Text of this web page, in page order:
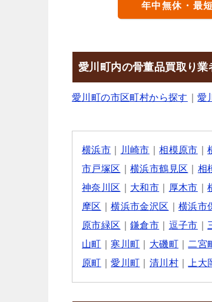
年中無休・最
愛川町内の骨董品買取り業
愛川町の市区町村から探す ｜愛
横浜市 川崎市 ｜相模原市 ｜
市戸塚区 ｜横浜市鶴見区 相
神奈川区
大和市 厚木市 ｜
摩区
｜横浜市金沢区 ｜横浜市
原市緑区 ｜鎌倉市 逗子市
山町
寒川町 大磯町 二宮
原町 ｜愛川町 清川村 上大